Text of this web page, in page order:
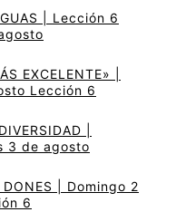
| Lección 6
EXCELENTE» |
Lección 6
|
3 de agosto
DONES | Domingo 2
6